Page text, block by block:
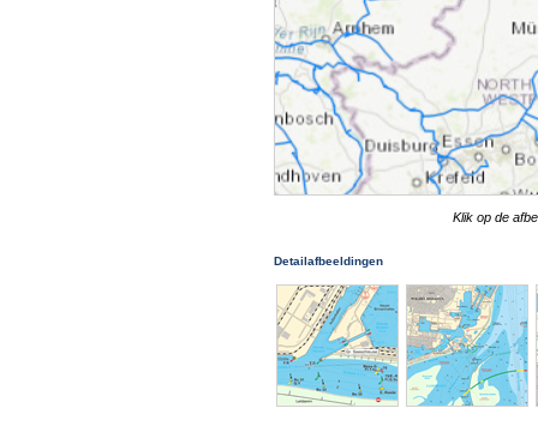
Klik op de
Detailafbeeldingen